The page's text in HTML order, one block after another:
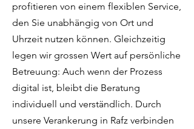
profitieren von einem flexiblen Service,
den Sie unabhängig von Ort und
Uhrzeit nutzen können. Gleichzeitig
legen wir grossen Wert auf persönliche
Betreuung: Auch wenn der Prozess
digital ist, bleibt die Beratung
individuell und verständlich. Durch
unsere Verankerung in Rafz verbinden